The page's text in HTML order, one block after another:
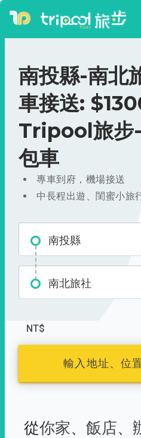
南投縣-南北
車接送:
Tripool旅步
包車
專車到府，機場接送
中長程出遊、閨蜜小旅
南投縣
南北旅社
NT$
輸入地址、位
從你家、 飯店、